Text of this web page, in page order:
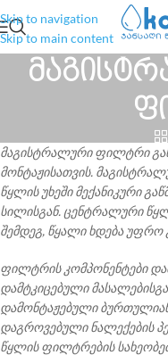
Skip to navigation
Skip to main content
მაგისტრალური ფილტრი
მონტაჟისათვის.
წყლის უხეში მექანიკური
სილისგან. ცენტრალური
შემდეგ, წყალი ხდება უფრო
ფილტრის კომპონენტები
დამტკიცებული
დამონტაჟებული
დაგროვებული ნალექების
წყლის ფილტრების